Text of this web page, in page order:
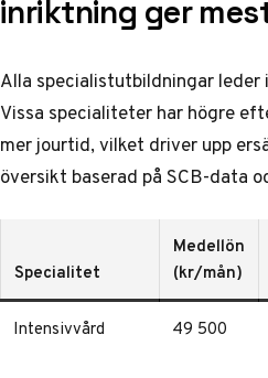
inriktning ger
Alla specialistutbildningar leder
Vissa specialiteter har högre
mer jourtid, vilket driver upp
översikt baserad på SCB-data
Specialitet
Medellön
(kr/mån)
Intensivvård 49 500